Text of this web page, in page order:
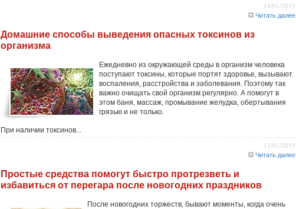
14/01/2019
Читать далее
Домашние способы выведения опасных токсинов из
организма
Ежедневно из окружающей среды в организм человека
поступают токсины, которые портят здоровье, вызывают
воспаления, расстройства и заболевания. Поэтому так
важно очищать свой организм регулярно. А помогут в
этом баня, массаж, промывание желудка, обертывания
грязью и не только.
При наличии токсинов...
11/01/2019
Читать далее
Простые средства помогут быстро протрезветь и
избавиться от перегара после новогодних праздников
После новогодних торжеств, бывают моменты, когда очень